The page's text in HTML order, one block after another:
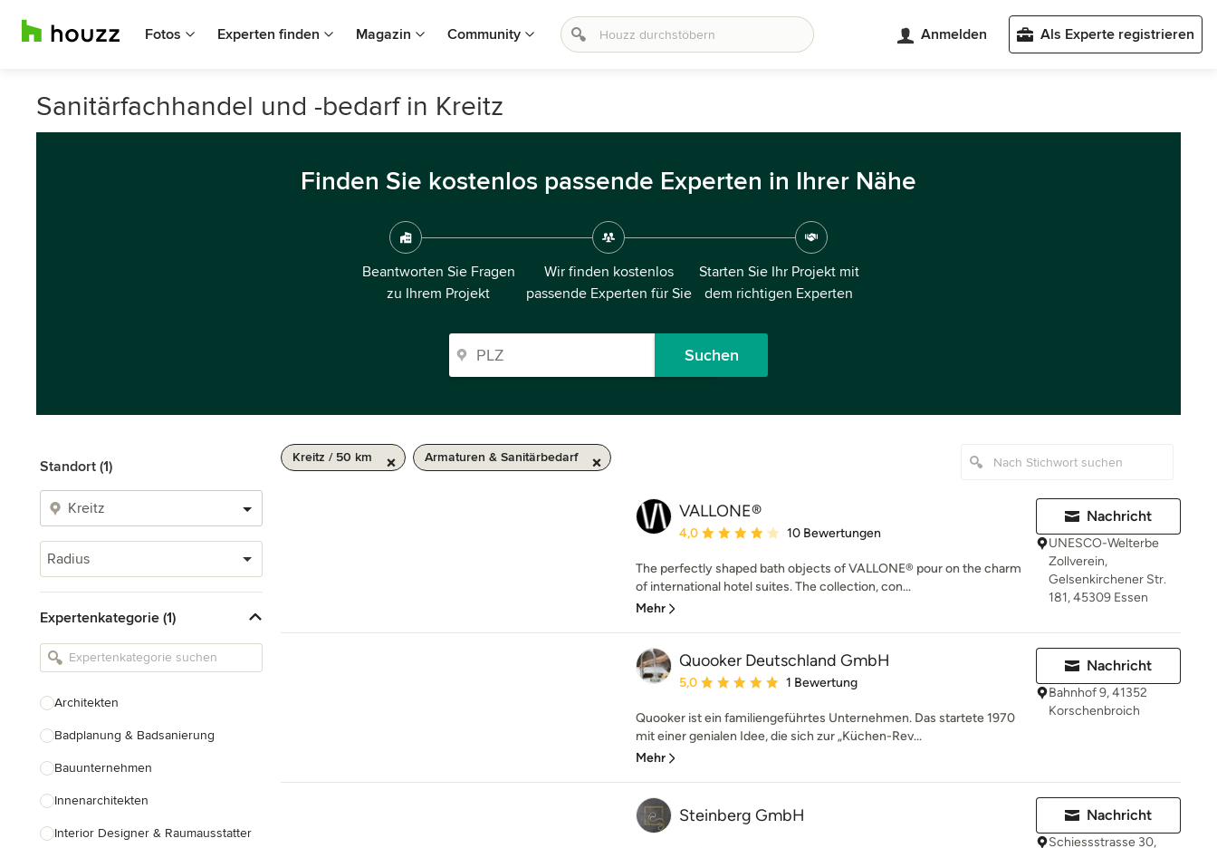
Fotos Experten finden Magazin Community Anmelden Als Experte registrieren
Sanitärfachhandel und -bedarf in Kreitz
Finden Sie kostenlos passende Experten in Ihrer Nähe
Beantworten Sie Fragen
zu Ihrem Projekt
Wir finden kostenlos
passende Experten für Sie
Starten Sie Ihr Projekt mit
dem richtigen Experten
Suchen
Standort (1)
Radius
Expertenkategorie (1)
Architekten
Badplanung & Badsanierung
Bauunternehmen
Innenarchitekten
Interior Designer & Raumausstatter
Kreitz / 50 km Armaturen & Sanitärbedarf
VALLONE®
Durchschnittliche Bewertung: 4 von 5 Sternen
4,0 10 Bewertungen
The perfectly shaped bath objects of VALLONE® pour on the charm
of international hotel suites. The collection, con...
Mehr
Nachricht
UNESCO-Welterbe
Zollverein,
Gelsenkirchener Str.
181, 45309 Essen
Quooker Deutschland GmbH
Durchschnittliche Bewertung: 5 von 5 Sternen
5,0 1 Bewertung
Quooker ist ein familiengeführtes Unternehmen. Das startete 1970
mit einer genialen Idee, die sich zur „Küchen-Rev...
Mehr
Nachricht
Bahnhof 9, 41352
Korschenbroich
Steinberg GmbH Nachricht
Schiessstrasse 30,